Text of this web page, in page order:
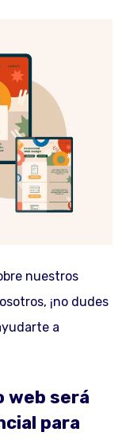
nuestros
¡no dudes
a
web será
para